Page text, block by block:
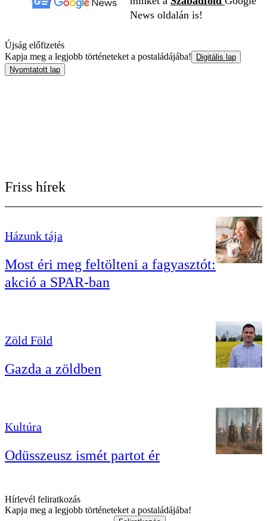
News oldalán is!
Újság előfizetés
Kapja meg a legjobb történeteket a postaládájába!
Digitális lap
Nyomtatott lap
Friss hírek
Házunk tája
Most éri meg feltölteni a fagyasztót:
akció a SPAR-ban
Zöld Föld
Gazda a zöldben
Kultúra
Odüsszeusz ismét partot ér
Hírlevél feliratkozás
Kapja meg a legjobb történeteket a postaládájába!